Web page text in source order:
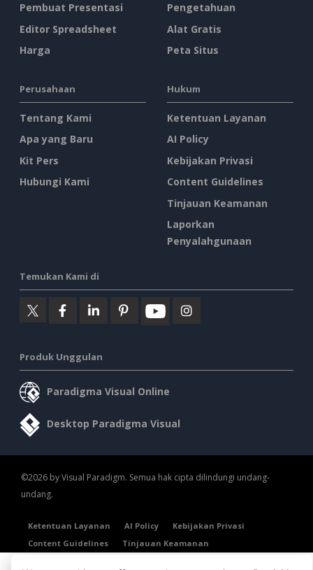
Pembuat Presentasi
Editor Spreadsheet
Harga
Pengetahuan
Alat Gratis
Peta Situs
Perusahaan
Tentang Kami
Apa yang Baru
Kit Pers
Hubungi Kami
Hukum
Ketentuan Layanan
AI Policy
Kebijakan Privasi
Content Guidelines
Tinjauan Keamanan
Laporkan
Penyalahgunaan
Temukan Kami di
Produk Unggulan
Paradigma Visual Online
Desktop Paradigma Visual
©2026 by Visual Paradigm. Semua hak cipta dilindungi undang-
undang.
Ketentuan Layanan AI Policy
Kebijakan Privasi
Content Guidelines
Tinjauan Keamanan